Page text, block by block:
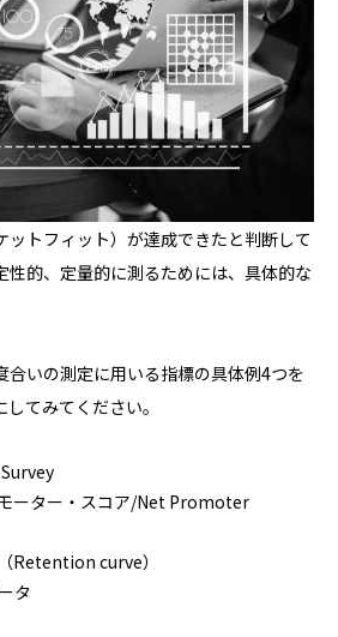
ットフィット）が達成できたと判断して
性的、定量的に測るためには、具体的な
合いの測定に用いる指標の具体例4つを
てみてください。
ーター・スコア/Net Promoter
Retention curve）
タ